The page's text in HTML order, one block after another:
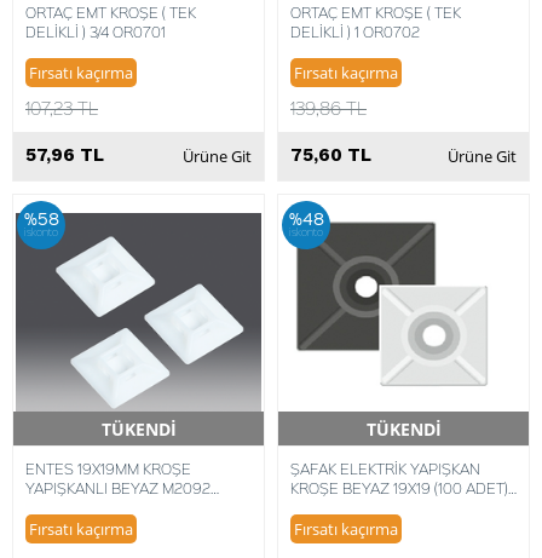
ORTAÇ EMT KROŞE ( TEK
DELİKLİ ) 3/4 OR0701
Fırsatı kaçırma
107,23 TL
57,96 TL Ürüne Git
ORTAÇ EMT KROŞE ( TEK
DELİKLİ ) 1 OR0702
Fırsatı kaçırma
139,86 TL
75,60 TL Ürüne Git
%58
iskonto
TÜKENDİ
Hızlı Teslimat
ENTES 19X19MM KROŞE
YAPIŞKANLI BEYAZ M2092
Fırsatı kaçırma
%48
iskonto
TÜKENDİ
Hızlı Teslimat
ŞAFAK ELEKTRİK YAPIŞKAN
KROŞE BEYAZ 19X19 (100 ADET)
Fırsatı kaçırma